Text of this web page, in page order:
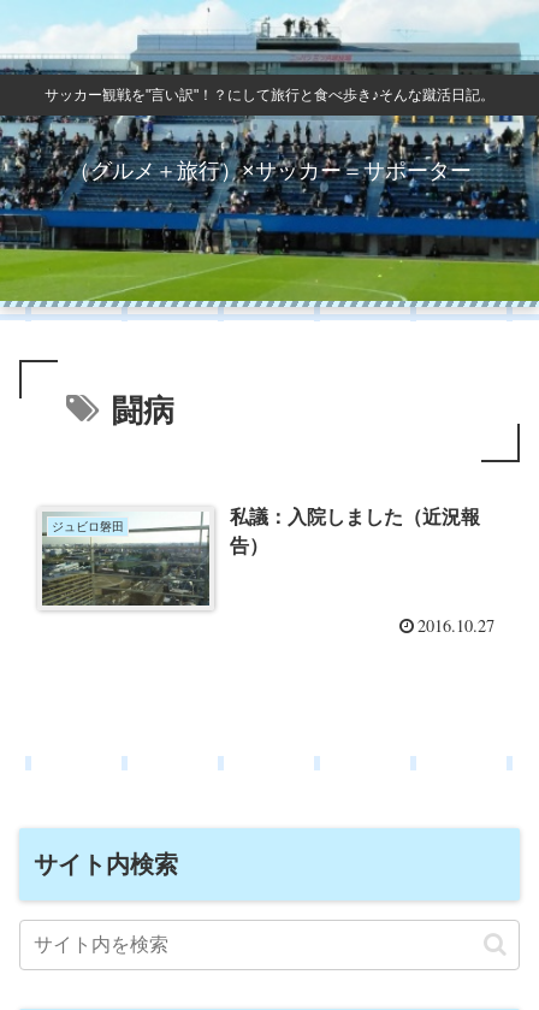
サッカー観戦を"言い訳"！？にして旅行と食べ歩き♪そんな蹴活日記。
（グルメ＋旅行）×サッカー＝サポーター
闘病
ジュビロ磐田
私議：入院しました（近況報
告）
2016.10.27
サイト内検索